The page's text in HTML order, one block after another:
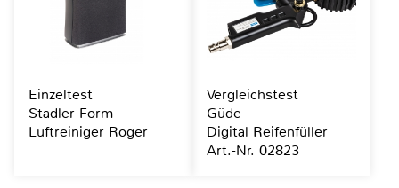
Einzeltest
Stadler Form
Luftreiniger Roger
Vergleichstest
Güde
Digital Reifenfüller
Art.-Nr. 02823